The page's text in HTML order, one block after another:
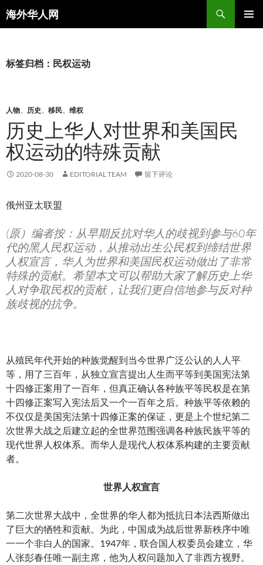
海外华人网
搜
索
文
标签归档：民权运动
人物、 历史、 移民、 维权
历史上华人对世界和美国民
权运动的特殊贡献
2020-08-30 EDITORIAL TEAM 留下评论
俄州亚太联盟
(原）编者按：从早期反抗对华人的歧视到参与60年
代的黑人民权运动，从推动出生公民权到缔结世界
人权宣言，华人为世界和美国民权运动做出了非常
特殊的贡献。希望本文可以帮助大家了解历史上华
人对争取民权的贡献，让我们更自信地参与反对种
族歧视的抗争。
从殖民年代开始的种族觉醒到当今世界广泛公认的人人平
等，用了三百年，从独立宣言提出人生而平等到美国宪法第
十四修正案用了一百年，但真正确认各种族平等民权是在第
十四修正案写入宪法后又一个一百年之后。种族平等依赖的
不仅仅是美国宪法第十四修正案的保证，更是上个世纪第二
次世界大战之后建立起的全世界范围强调各种族民族平等的
现代世界人权体系。而华人是现代人权体系构建的主要贡献
者。
世界人权宣言
第二次世界大战中，全世界的华人都为抵抗日本法西斯做出
了巨大的牺牲和贡献。为此，中国成为战后世界新秩序中唯
一一个非白人的国家。1947年，联合国人权委员会建立，华
人张彭春任唯一副主席，他为人权问题加入了非西方视野。